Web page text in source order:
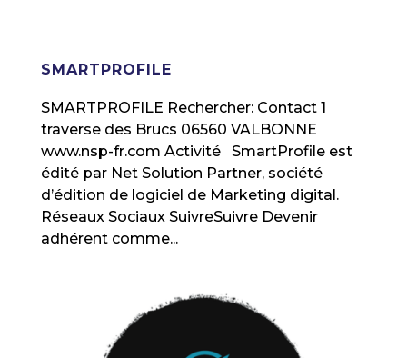
SMARTPROFILE
SMARTPROFILE Rechercher: Contact 1
traverse des Brucs 06560 VALBONNE
www.nsp-fr.com Activité SmartProfile est
édité par Net Solution Partner, société
d’édition de logiciel de Marketing digital.
Réseaux Sociaux SuivreSuivre Devenir
adhérent comme...